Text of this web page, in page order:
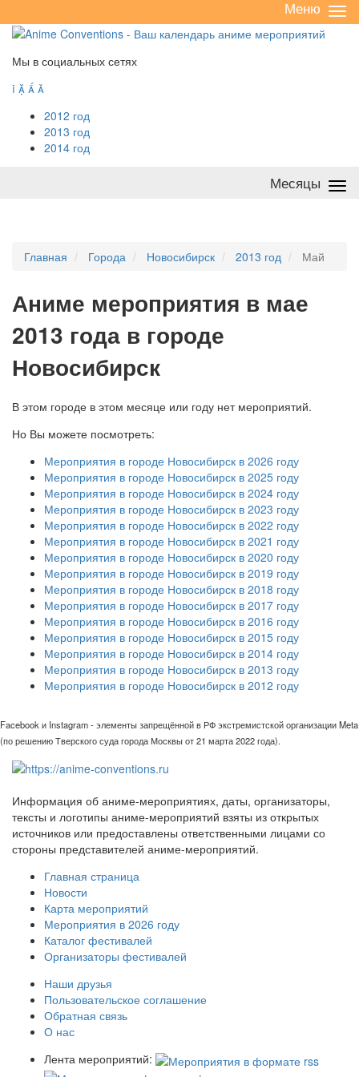
/
Меню
Мы в социальных сетях
   
2012 год
2013 год
2014 год
Месяцы
Главная Города Новосибирск 2013 год Май
Аниме мероприятия в мае
2013 года в городе
Новосибирск
В этом городе в этом месяце или году нет мероприятий.
Но Вы можете посмотреть:
Мероприятия в городе Новосибирск в 2026 году
Мероприятия в городе Новосибирск в 2025 году
Мероприятия в городе Новосибирск в 2024 году
Мероприятия в городе Новосибирск в 2023 году
Мероприятия в городе Новосибирск в 2022 году
Мероприятия в городе Новосибирск в 2021 году
Мероприятия в городе Новосибирск в 2020 году
Мероприятия в городе Новосибирск в 2019 году
Мероприятия в городе Новосибирск в 2018 году
Мероприятия в городе Новосибирск в 2017 году
Мероприятия в городе Новосибирск в 2016 году
Мероприятия в городе Новосибирск в 2015 году
Мероприятия в городе Новосибирск в 2014 году
Мероприятия в городе Новосибирск в 2013 году
Мероприятия в городе Новосибирск в 2012 году
Facebook и Instagram - элементы запрещённой в РФ экстремистской организации Meta
(по решению Тверского суда города Москвы от 21 марта 2022 года).
Информация об аниме-мероприятиях, даты, организаторы,
тексты и логотипы аниме-мероприятий взяты из открытых
источников или предоставлены ответственными лицами со
стороны представителей аниме-мероприятий.
Главная страница
Новости
Карта мероприятий
Мероприятия в 2026 году
Каталог фестивалей
Организаторы фестивалей
Наши друзья
Пользовательское соглашение
Обратная связь
О нас
Лента мероприятий: